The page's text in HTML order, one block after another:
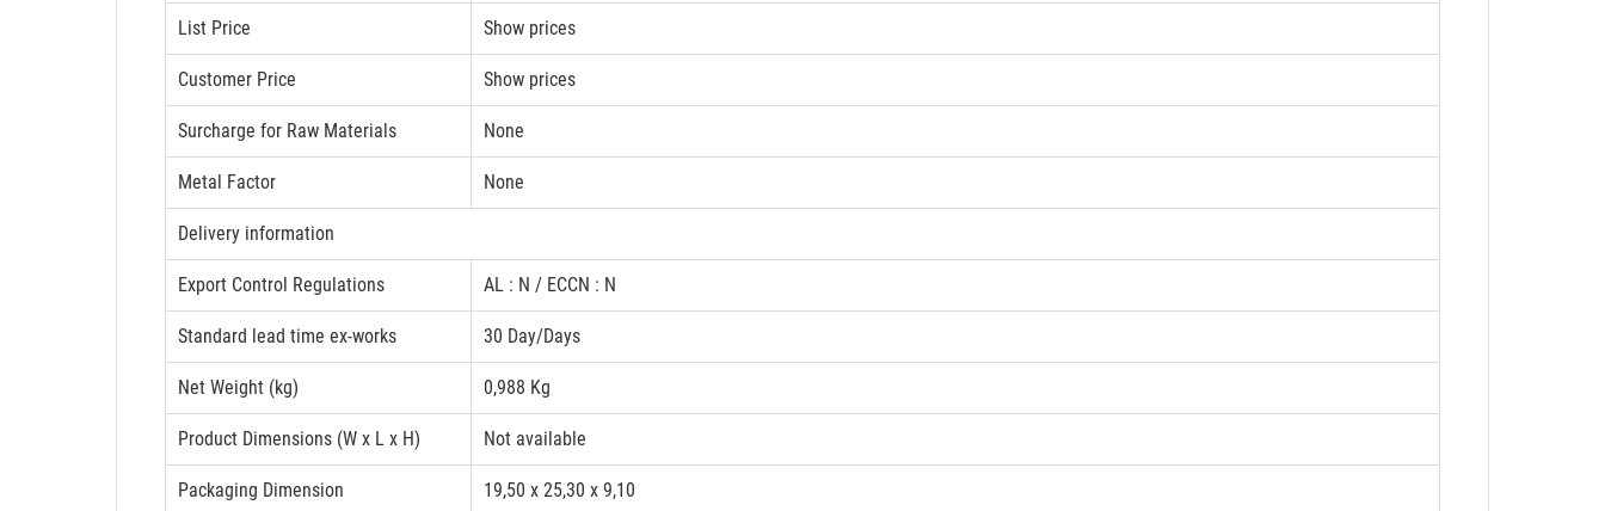
List Price Show prices
Customer Price Show prices
Surcharge for Raw Materials None
Metal Factor None
Delivery information
Export Control Regulations AL : N / ECCN : N
Standard lead time ex-works 30 Day/Days
Net Weight (kg) 0,988 Kg
Product Dimensions (W x L x H) Not available
Packaging Dimension 19,50 x 25,30 x 9,10